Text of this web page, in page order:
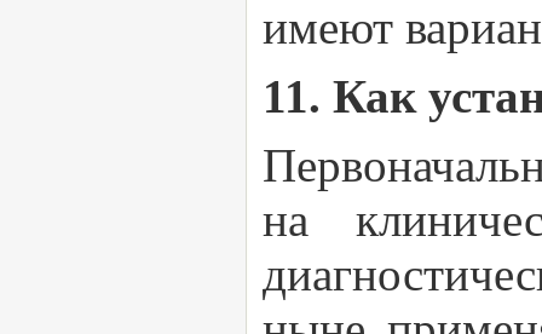
имеют
11. Как
на